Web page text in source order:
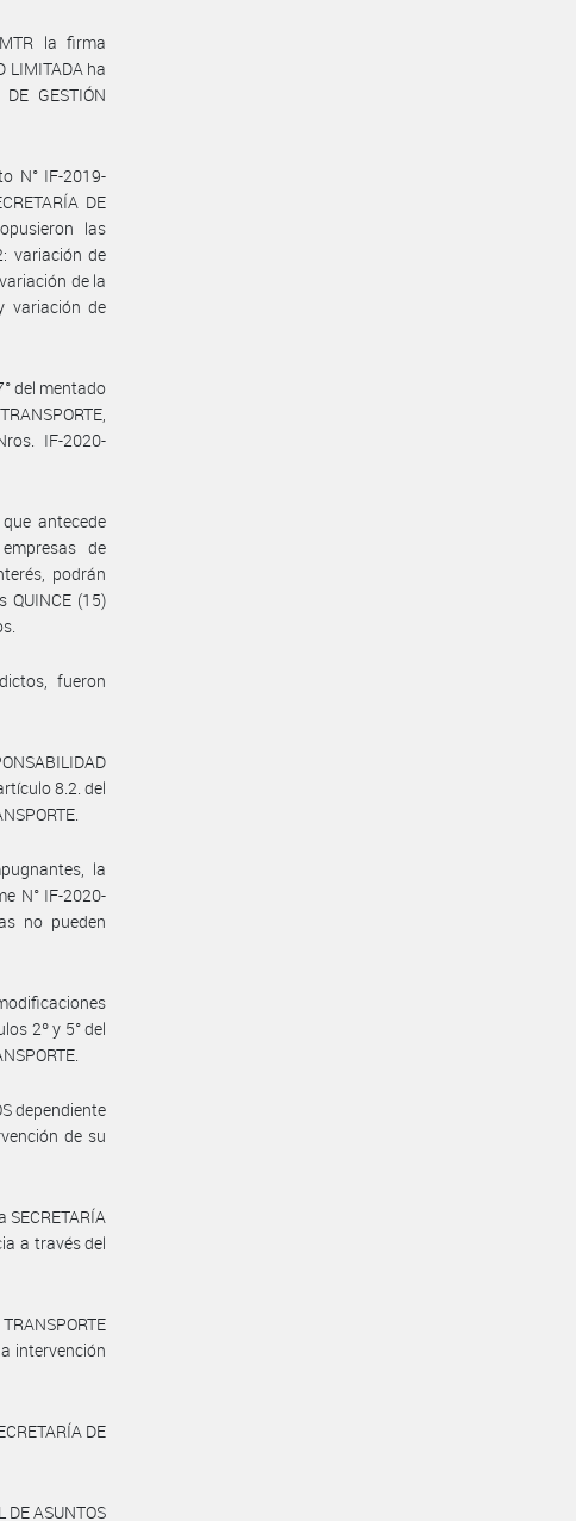
la firma
LIMITADA ha
GESTIÓN
N° IF-2019-
DE
las
variación de
de la
variación de
del mentado
IF-2020-
antecede
de
podrán
(15)
fueron
8.2. del
la
N° IF-2020-
no pueden
2º y 5° del
dependiente
de su
SECRETARÍA
a través del
intervención
DE
DE ASUNTOS